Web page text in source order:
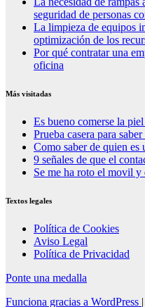
seguridad de personas
La limpieza de equipos industriales como factor clave en la
optimización de los
Por qué contratar una empresa de limpieza profesional para la
oficina
Más visitadas
Es bueno comerse la
Prueba casera para
Como saber de quien
9 señales de que el
Se me ha roto el movil
Textos legales
Política de Cookies
Aviso Legal
Política de Privacidad
Ponte una medalla
Funciona gracias a WordPress |